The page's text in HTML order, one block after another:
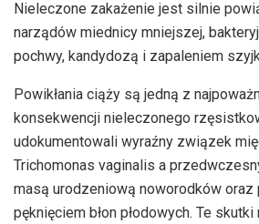
Nieleczone zakażenie jest silnie
narządów miednicy mniejszej,
pochwy, kandydozą i zapaleniem
Powikłania ciąży są jedną z
konsekwencji nieleczonego
udokumentowali wyraźny związek
Trichomonas vaginalis a
masą urodzeniową noworodków
pęknięciem błon płodowych. Te